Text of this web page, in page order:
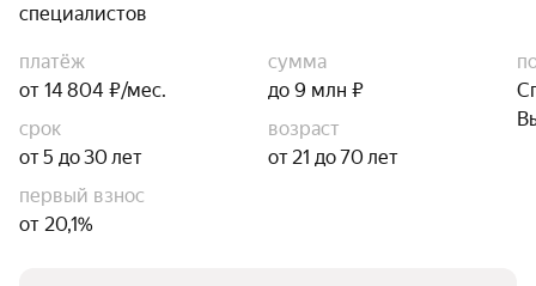
специалистов
платёж
от 14 804 ₽/мес.
сумма
до 9 млн ₽
срок
от 5 до 30 лет
возраст
от 21 до 70 лет
первый взнос
от 20,1%